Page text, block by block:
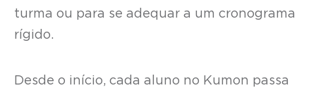
turma ou para se adequar a um cronograma
rígido.
Desde o início, cada aluno no Kumon passa